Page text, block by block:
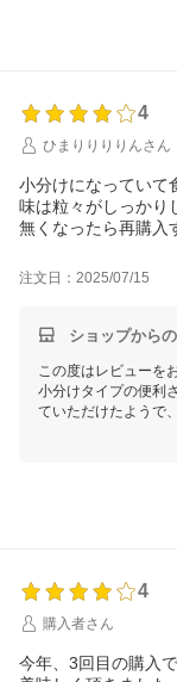
4
ひまりりりりんさん
小分けになっていて
味は粒々がしっかり
無くなったら再購入
注文日：2025/07/15
ショップから
この度はレビューを
小分けタイプの便利
ていただけたようで
引き続き、より良
4
購入者さん
今年、3回目の購入